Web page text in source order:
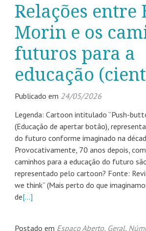
Relações entre
Morin e os
futuros para a
educação
Publicado em 24/05/2026
Legenda: Cartoon intitulado “Push-
(Educação de apertar botão),
do futuro conforme imaginado na
Provocativamente, 70 anos depois,
caminhos para a educação do futuro
representado pelo cartoon? Fonte:
we think” (Mais perto do que
de[…]
Postado em Espaço Aberto Geral,